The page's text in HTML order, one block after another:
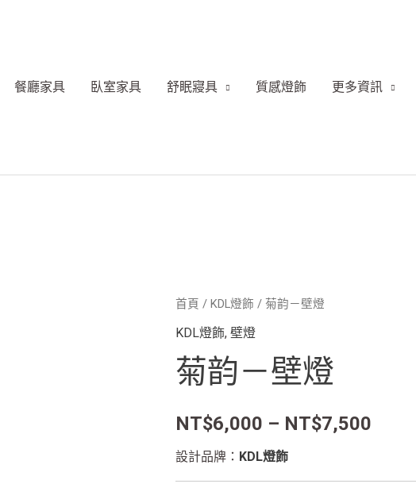
餐廳家具 臥室家具 舒眠寢具 質感燈飾 更多資訊
首頁 / KDL燈飾 / 菊韵－壁燈
KDL燈飾,壁燈
菊韵－壁燈
NT$6,000 – NT$7,500
設計品牌： KDL燈飾
菊
韵
壁
數